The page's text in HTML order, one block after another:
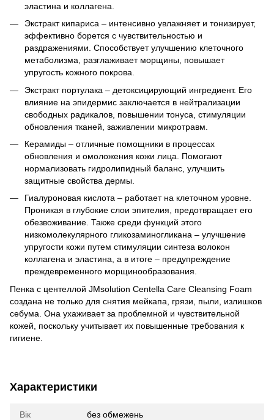
эластина и коллагена.
Экстракт кипариса – интенсивно увлажняет и тонизирует,
эффективно борется с чувствительностью и
раздражениями. Способствует улучшению клеточного
метаболизма, разглаживает морщины, повышает
упругость кожного покрова.
Экстракт портулака – детоксицирующий ингредиент. Его
влияние на эпидермис заключается в нейтрализации
свободных радикалов, повышении тонуса, стимуляции
обновления тканей, заживлении микротравм.
Керамиды – отличные помощники в процессах
обновления и омоложения кожи лица. Помогают
нормализовать гидролипидный баланс, улучшить
защитные свойства дермы.
Гиалуроновая кислота – работает на клеточном уровне.
Проникая в глубокие слои эпителия, предотвращает его
обезвоживание. Также среди функций этого
низкомолекулярного гликозаминогликана – улучшение
упругости кожи путем стимуляции синтеза волокон
коллагена и эластина, а в итоге – предупреждение
преждевременного морщинообразования.
Пенка с центеллой JMsolution Centella Care Cleansing Foam
создана не только для снятия мейкапа, грязи, пыли, излишков
себума. Она ухаживает за проблемной и чувствительной
кожей, поскольку учитывает их повышенные требования к
гигиене.
Характеристики
Вік без обмежень